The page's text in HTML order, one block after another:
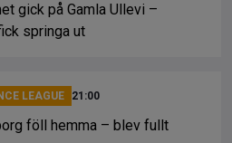
gick på Gamla Ullevi –
springa ut
LEAGUE 21:00
föll hemma – blev fullt